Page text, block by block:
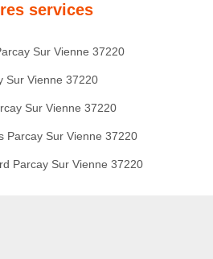
services
Sur Vienne 37220
Sur Vienne 37220
Sur Vienne 37220
Parcay Sur Vienne 37220
Parcay Sur Vienne 37220